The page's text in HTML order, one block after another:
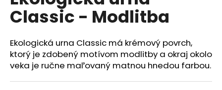
0,0
z
hviezdičiek.
Classic - Modlitba
Ekologická urna Classic má krémový povrch,
ktorý je zdobený motívom modlitby a okraj okolo
veka je ručne maľovaný matnou hnedou farbou.
á
j
s
ť
?